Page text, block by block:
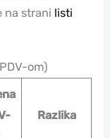
na strani listi
om)
Razlika